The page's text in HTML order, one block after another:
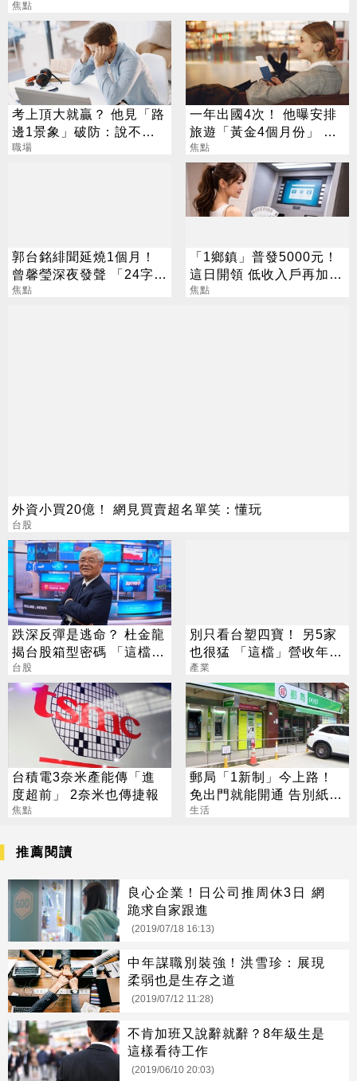
焦點
考上頂大就贏？ 他見「路
邊1景象」破防：說不清
的挫敗感
職場
一年出國4次！ 他曝安排
旅遊「黃金4個月份」 卡
對整年活在期待中
焦點
郭台銘緋聞延燒1個月！
曾馨瑩深夜發聲 「24字」
吐盡最心繫的事
焦點
「1鄉鎮」普發5000元！
這日開領 低收入戶再加碼
2000元
焦點
外資小買20億！ 網見買賣超名單笑：懂玩
台股
跌深反彈是逃命？ 杜金龍
揭台股箱型密碼 「這檔」
手腳要快
台股
別只看台塑四寶！ 另5家
也很猛 「這檔」營收年增
衝7倍
產業
台積電3奈米產能傳「進
度超前」 2奈米也傳捷報
焦點
郵局「1新制」今上路！
免出門就能開通 告別紙本
不用跑臨櫃
生活
推薦閱讀
良心企業！日公司推周休3日 網
跪求自家跟進
(2019/07/18 16:13)
中年謀職別裝強！洪雪珍：展現
柔弱也是生存之道
(2019/07/12 11:28)
不肯加班又說辭就辭？8年級生是
這樣看待工作
(2019/06/10 20:03)